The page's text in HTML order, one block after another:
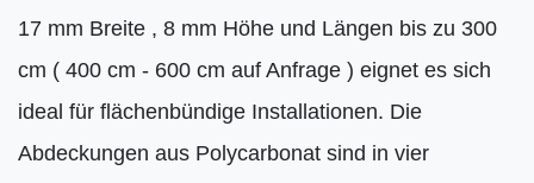
17 mm Breite , 8 mm Höhe und Längen bis zu 300
cm ( 400 cm - 600 cm auf Anfrage ) eignet es sich
ideal für flächenbündige Installationen. Die
Abdeckungen aus Polycarbonat sind in vier